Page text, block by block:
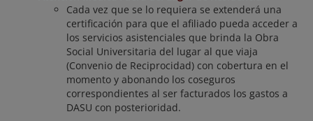
Cada vez que se lo requiera se extenderá una
certificación para que el afiliado pueda acceder a
los servicios asistenciales que brinda la Obra
Social Universitaria del lugar al que viaja
(Convenio de Reciprocidad) con cobertura en el
momento y abonando los coseguros
correspondientes al ser facturados los gastos a
DASU con posterioridad.